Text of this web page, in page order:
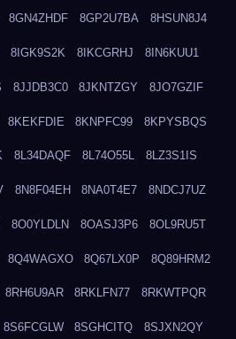
8GN4ZHDF 8GP2U7BA 8HSUN8J4
8IGK9S2K 8IKCGRHJ 8IN6KUU1
8JJDB3C0 8JKNTZGY 8JO7GZIF
8KEKFDIE 8KNPFC99 8KPYSBQS
8L34DAQF 8L74O55L 8LZ3S1IS
8N8F04EH 8NA0T4E7 8NDCJ7UZ
8O0YLDLN 8OASJ3P6 8OL9RU5T
8Q4WAGXO 8Q67LX0P 8Q89HRM2
8RH6U9AR 8RKLFN77 8RKWTPQR
8S6FCGLW 8SGHCITQ 8SJXN2QY